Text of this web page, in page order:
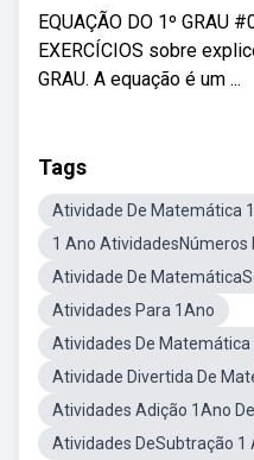
EQUAÇÃO DO 1º
EXERCÍCIOS sobre
GRAU. A equação é um ...
Tags
Atividade De Matemática
1 Ano AtividadesNúmeros
Atividade De
Atividades Para 1Ano
Atividades De
Atividade Divertida De
Atividades Adição 1Ano
Atividades DeSubtração 1